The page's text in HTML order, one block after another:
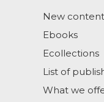
New content
Ebooks
Ecollections
List of
What we